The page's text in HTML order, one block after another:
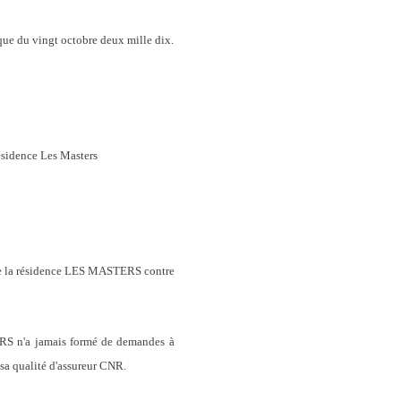
du vingt octobre deux mille dix.
Les Masters
résidence LES MASTERS contre
n'a jamais formé de demandes à
qualité d'assureur CNR.